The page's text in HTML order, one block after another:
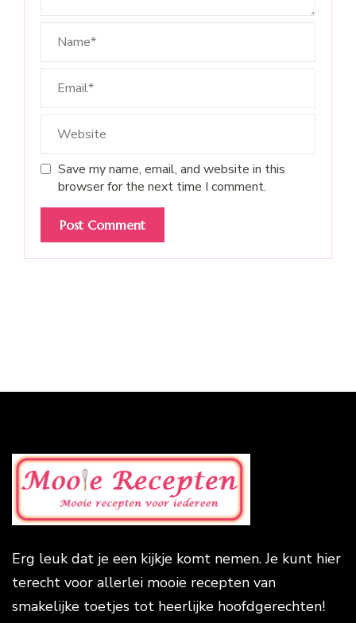
Save my name, email, and website in this
browser for the next time I comment.
Erg leuk dat je een kijkje komt nemen. Je kunt hier
terecht voor allerlei mooie recepten van
smakelijke toetjes tot heerlijke hoofdgerechten!